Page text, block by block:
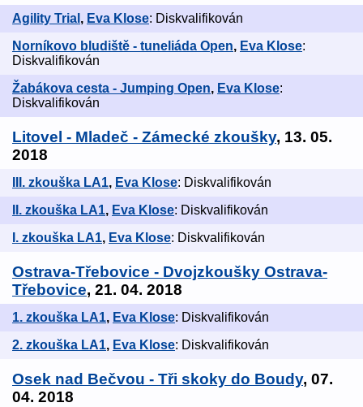
Agility Trial , Eva Klose: Diskvalifikován
Norníkovo bludiště - tuneliáda Open, Eva Klose:
Diskvalifikován
Žabákova cesta - Jumping Open, Eva Klose:
Diskvalifikován
Litovel - Mladeč - Zámecké zkoušky, 13. 05.
2018
III. zkouška LA1, Eva Klose: Diskvalifikován
II. zkouška LA1, Eva Klose: Diskvalifikován
I. zkouška LA1, Eva Klose: Diskvalifikován
Ostrava-Třebovice - Dvojzkoušky Ostrava-
Třebovice, 21. 04. 2018
1. zkouška LA1, Eva Klose: Diskvalifikován
2. zkouška LA1, Eva Klose: Diskvalifikován
Osek nad Bečvou - Tři skoky do Boudy, 07.
04. 2018